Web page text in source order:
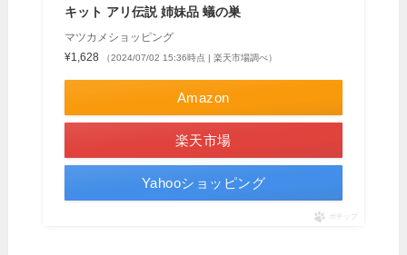
キット アリ伝説 姉妹品 蟻の巣
マツカメショッピング
¥1,628
（2024/07/02 15:36時点 | 楽天市場調べ）
Amazon
楽天市場
Yahooショッピング
ポチップ